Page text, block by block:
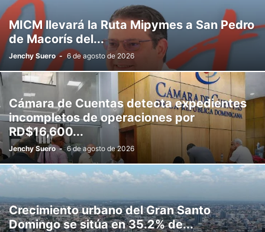
MICM llevará la Ruta Mipymes a San Pedro
de Macorís del...
Jenchy Suero - 6 de agosto de 2026
Cámara de Cuentas detecta expedientes
incompletos de operaciones por
RD$16,600...
Jenchy Suero - 6 de agosto de 2026
Crecimiento urbano del Gran Santo
Domingo se sitúa en 35.2% de...